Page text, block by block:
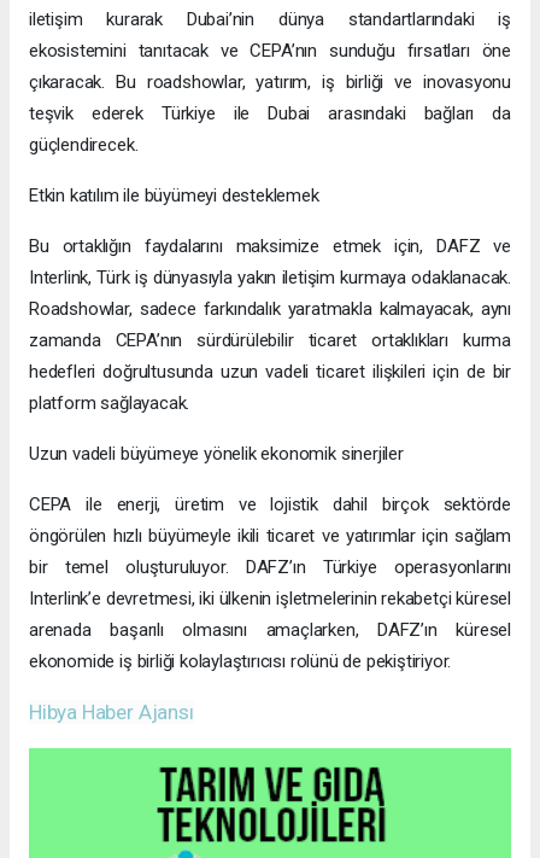
iletişim kurarak Dubai’nin dünya standartlarındaki iş
ekosistemini tanıtacak ve CEPA’nın sunduğu fırsatları öne
çıkaracak. Bu roadshowlar, yatırım, iş birliği ve inovasyonu
teşvik ederek Türkiye ile Dubai arasındaki bağları da
güçlendirecek.
Etkin katılım ile büyümeyi desteklemek
Bu ortaklığın faydalarını maksimize etmek için, DAFZ ve
Interlink, Türk iş dünyasıyla yakın iletişim kurmaya odaklanacak.
Roadshowlar, sadece farkındalık yaratmakla kalmayacak, aynı
zamanda CEPA’nın sürdürülebilir ticaret ortaklıkları kurma
hedefleri doğrultusunda uzun vadeli ticaret ilişkileri için de bir
platform sağlayacak.
Uzun vadeli büyümeye yönelik ekonomik sinerjiler
CEPA ile enerji, üretim ve lojistik dahil birçok sektörde
öngörülen hızlı büyümeyle ikili ticaret ve yatırımlar için sağlam
bir temel oluşturuluyor. DAFZ’ın Türkiye operasyonlarını
Interlink’e devretmesi, iki ülkenin işletmelerinin rekabetçi küresel
arenada başarılı olmasını amaçlarken, DAFZ’ın küresel
ekonomide iş birliği kolaylaştırıcısı rolünü de pekiştiriyor.
Hibya Haber Ajansı